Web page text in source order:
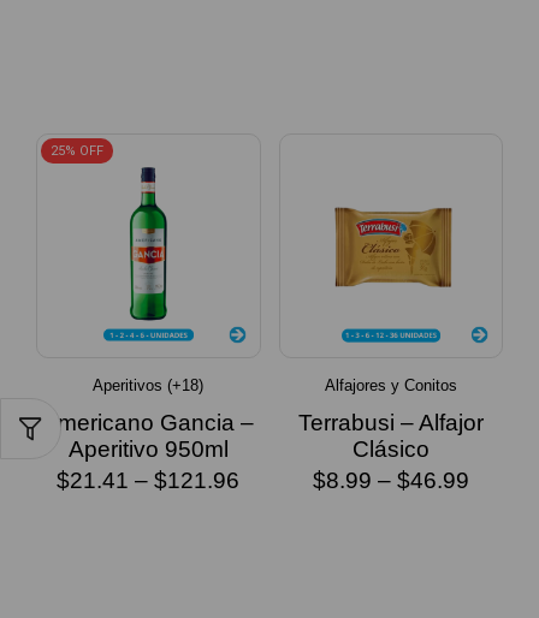
25% OFF
Aperitivos (+18)
Americano Gancia –
Aperitivo 950ml
$21.41 – $121.96
Alfajores y Conitos
Terrabusi – Alfajor
Clásico
$8.99 – $46.99